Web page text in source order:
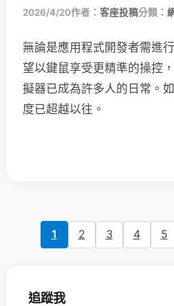
2026/4/20作者： 客座投稿分類：
無論是應用程式開發者需進
望以鍵鼠享受更精準的操控
擬器已成為許多人的日常。
度已超越以往。
1 2 3 4 5
追蹤我